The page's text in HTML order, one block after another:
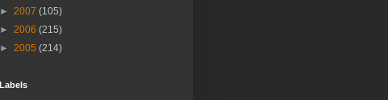
► 2007 (105)
► 2006 (215)
► 2005 (214)
Labels